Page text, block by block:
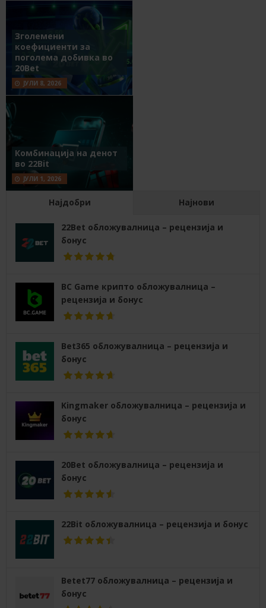
Зголемени
коефициенти за
поголема добивка во
20Bet
ЈУЛИ 8, 2026
Комбинација на денот
во 22Bit
ЈУЛИ 1, 2026
Најдобри Најнови
22Bet обложувалница – рецензија и
бонус
BC Game крипто обложувалница –
рецензија и бонус
Bet365 обложувалница – рецензија и
бонус
Kingmaker обложувалница – рецензија и
бонус
20Bet обложувалница – рецензија и
бонус
22Bit обложувалница – рецензија и бонус
Betet77 обложувалница – рецензија и
бонус